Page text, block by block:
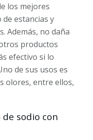
los mejores
estancias y
Además, no daña
productos
efectivo si lo
de sus usos es
olores, entre ellos,
sodio con